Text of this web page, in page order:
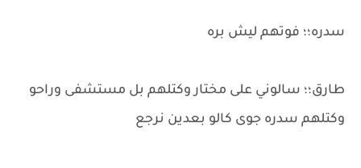
سدره؛؛ فوتهم ليش بره
طارق؛؛ سالوني على مختار وكتلهم بل مستشفى وراحو
وكتلهم سدره جوى كالو بعدين نرجع